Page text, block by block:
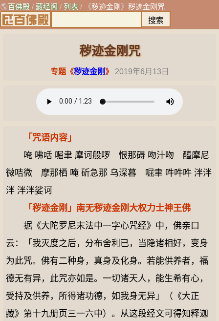
🌎百佛殿 / 藏经阁 / 列表 / 《秽迹金刚 》 秽迹金刚咒
秽迹金刚咒
专题《秽迹金刚 》 2019年6月13日
「咒语内容」
唵 咈咶 啒聿 摩诃般啰 恨那碍 吻汁吻 醯摩尼
微咭微 摩那栖 唵 斫急那 乌深暮 啒聿 吽吽吽 泮泮
泮 泮泮娑诃
「秽迹金刚」南无秽迹金刚大权力士神王佛
据《大陀罗尼末法中一字心咒经》中，佛亲口
云：「我灭度之后，分布舍利已，当隐诸相好，变身
为此咒。佛有二种身，真身及化身。若能供养者，福
德无有异，此咒亦如是。一切诸天人，能生希有心，
受持及供养，所得诸功德，如我身无异」（《大正
藏》第十九册页三一六中）。从这段经文可得知释迦